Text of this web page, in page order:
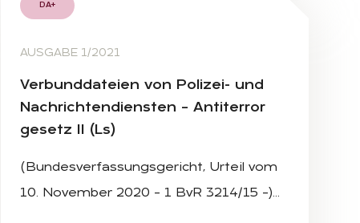
DA+
AUSGABE 1/2021
Ver­bund­da­tei­en von Po­li­zei- und
Nach­rich­ten­diens­ten – An­ti­ter­ror
ge­setz II (Ls)
(Bundesverfassungsgericht, Urteil vom
10. November 2020 – 1 BvR 3214/15 –)…